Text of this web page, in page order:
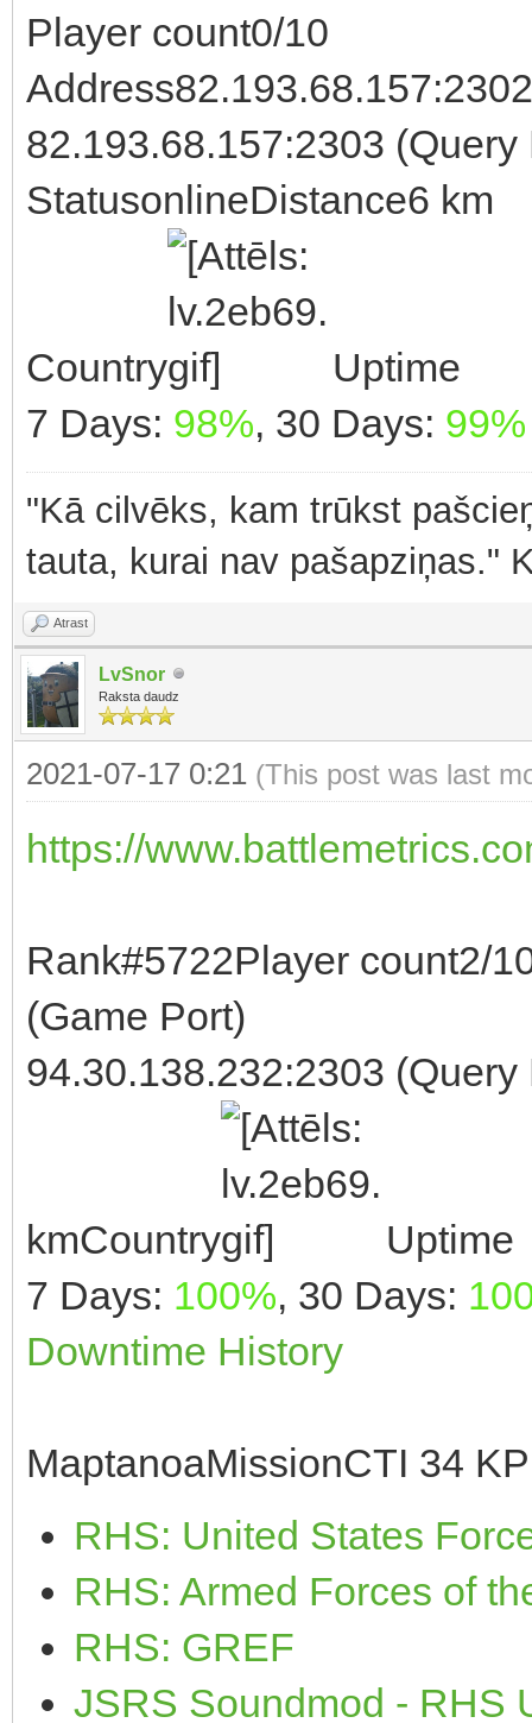
Player count0/10
82.193.68.157:2303 (Query
StatusonlineDistance6 km
Country
Uptime
7 Days: 98%, 30 Days: 99%
"Kā cilvēks, kam trūkst
tauta, kurai nav pašapziņas."
Atrast
LvSnor
Raksta daudz
2021-07-17 0:21 (This post was last
https://
Rank#5722Player count2/
(Game Port)
94.30.138.232:2303
kmCountry
Uptime
7 Days: 100%, 30 Days:
Downtime History
MaptanoaMissionCTI 34
RHS: United States
RHS: Armed Forces of
RHS: GREF
JSRS Soundmod - RHS